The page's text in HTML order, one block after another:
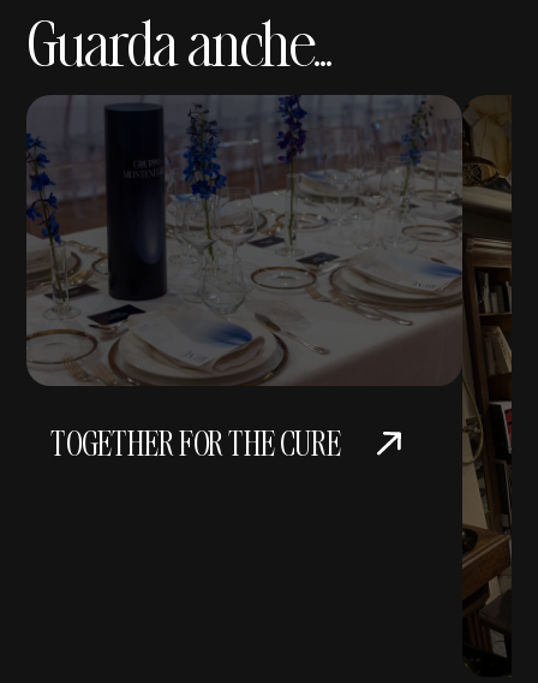
Guarda anche...
TOGETHER FOR THE CURE